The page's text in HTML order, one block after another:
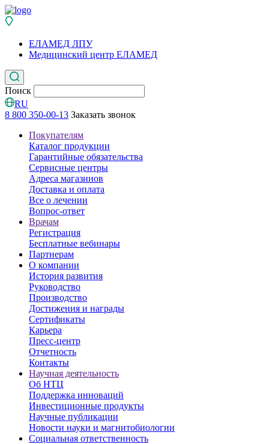
ЕЛАМЕД ЛПУ
Медицинский центр ЕЛАМЕД
Поиск
RU
8 800 350-00-13 Заказать звонок
Покупателям
Каталог продукции
Гарантийные обязательства
Сервисные центры
Адреса магазинов
Доставка и оплата
Все о лечении
Вопрос-ответ
Врачам
Регистрация
Бесплатные вебинары
Партнерам
О компании
История развития
Руководство
Производство
Достижения и награды
Сертификаты
Карьера
Пресс-центр
Отчетность
Контакты
Научная деятельность
Об НТЦ
Поддержка инноваций
Инвестиционные продукты
Научные публикации
Новости науки и магнитобиологии
Социальная ответственность